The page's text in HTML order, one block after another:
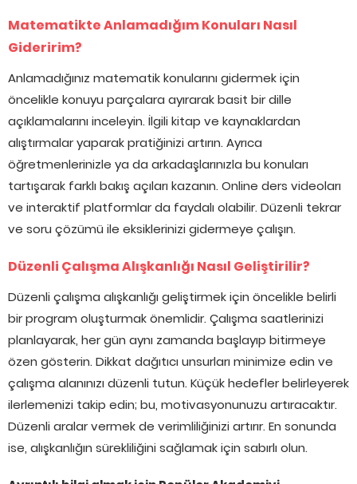
Matematikte Anlamadığım Konuları Nasıl
Gideririm?
Anlamadığınız matematik konularını gidermek için
öncelikle konuyu parçalara ayırarak basit bir dille
açıklamalarını inceleyin. İlgili kitap ve kaynaklardan
alıştırmalar yaparak pratiğinizi artırın. Ayrıca
öğretmenlerinizle ya da arkadaşlarınızla bu konuları
tartışarak farklı bakış açıları kazanın. Online ders videoları
ve interaktif platformlar da faydalı olabilir. Düzenli tekrar
ve soru çözümü ile eksiklerinizi gidermeye çalışın.
Düzenli Çalışma Alışkanlığı Nasıl Geliştirilir?
Düzenli çalışma alışkanlığı geliştirmek için öncelikle belirli
bir program oluşturmak önemlidir. Çalışma saatlerinizi
planlayarak, her gün aynı zamanda başlayıp bitirmeye
özen gösterin. Dikkat dağıtıcı unsurları minimize edin ve
çalışma alanınızı düzenli tutun. Küçük hedefler belirleyerek
ilerlemenizi takip edin; bu, motivasyonunuzu artıracaktır.
Düzenli aralar vermek de verimliliğinizi artırır. En sonunda
ise, alışkanlığın sürekliliğini sağlamak için sabırlı olun.